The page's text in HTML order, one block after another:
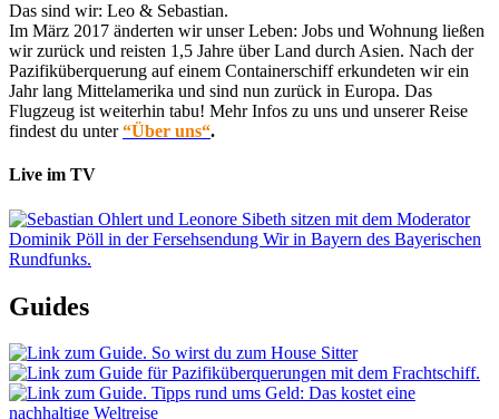
Das sind wir: Leo & Sebastian.
Im März 2017 änderten wir unser Leben: Jobs und Wohnung ließen
wir zurück und reisten 1,5 Jahre über Land durch Asien. Nach der
Pazifiküberquerung auf einem Containerschiff erkundeten wir ein
Jahr lang Mittelamerika und sind nun zurück in Europa. Das
Flugzeug ist weiterhin tabu! Mehr Infos zu uns und unserer Reise
findest du unter“Über uns“.
Live im TV
Guides